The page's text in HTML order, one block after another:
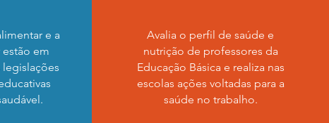
e a
em
Avalia o perfil de saúde e
nutrição de professores da
Educação Básica e realiza nas
escolas ações voltadas para a
saúde no trabalho.